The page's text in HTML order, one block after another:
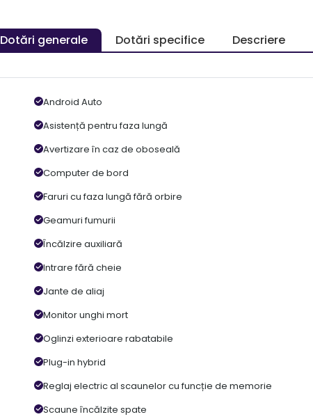
Dotări generale Dotări specifice Descriere
Android Auto
Asistență pentru faza lungă
Avertizare în caz de oboseală
Computer de bord
Faruri cu faza lungă fără orbire
Geamuri fumurii
Încălzire auxiliară
Intrare fără cheie
Jante de aliaj
Monitor unghi mort
Oglinzi exterioare rabatabile
Plug-in hybrid
Reglaj electric al scaunelor cu funcție de memorie
Scaune încălzite spate